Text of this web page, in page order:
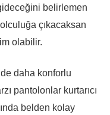
belirlemen
çıkacaksan
olabilir.
daha konforlu
pantolonlar kurtarıcı
belden kolay